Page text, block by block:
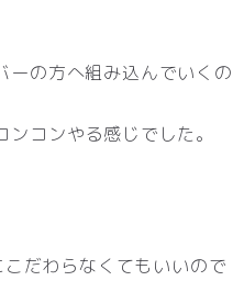
ーの方へ組み込んでいくの
コンやる感じでした。
だわらなくてもいいので